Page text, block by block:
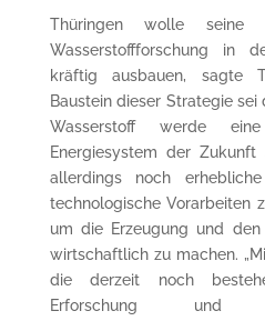
Thüringen wolle seine
Wasserstoffforschung in
kräftig ausbauen, sagte
Baustein dieser Strategie
Wasserstoff werde
Energiesystem der
allerdings noch
technologische Vorarbeiten
um die Erzeugung und den
wirtschaftlich zu machen.
die derzeit noch
Erforschung und